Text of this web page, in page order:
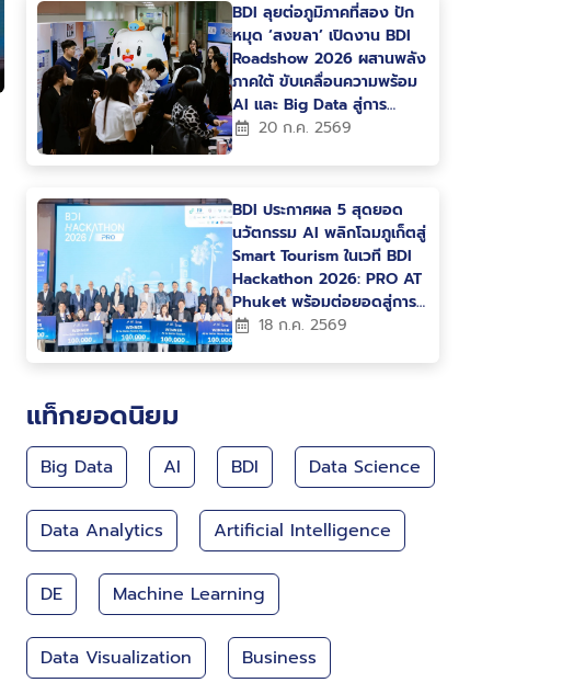
BDI ลุยต่อภูมิภาคที่สอง ปัก
หมุด ‘สงขลา’ เปิดงาน BDI
Roadshow 2026 ผสานพลัง
ภาคใต้ ขับเคลื่อนความพร้อม
AI และ Big Data สู่การ
พัฒนาเมืองและเศรษฐกิจแห่ง
20 ก.ค. 2569
BDI ประกาศผล 5 สุดยอด
นวัตกรรม AI พลิกโฉมภูเก็ตสู่
Smart Tourism ในเวที BDI
Hackathon 2026: PRO AT
Phuket พร้อมต่อยอดสู่การ
ใช้งานจริง
18 ก.ค. 2569
แท็กยอดนิยม
Big Data AI BDI Data Science
Data Analytics Artificial Intelligence
DE Machine Learning
Data Visualization Business